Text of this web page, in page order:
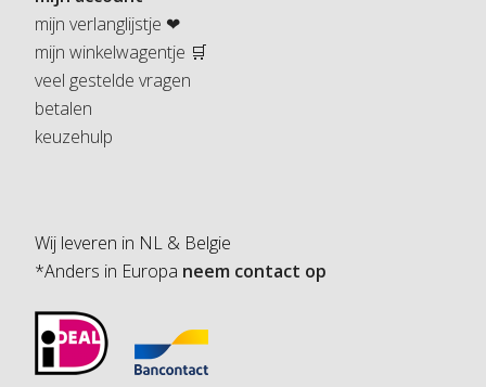
mijn verlanglijstje ❤
mijn winkelwagentje 🛒
veel gestelde vragen
betalen
keuzehulp
Wij leveren in NL & Belgie
*Anders in Europa neem contact op